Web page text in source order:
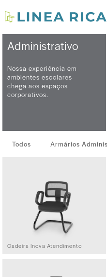
Administrativo
Nossa experiência em
ambientes escolares
chega aos espaços
corporativos.
Todos Armários
Cadeira Inova Atendimento